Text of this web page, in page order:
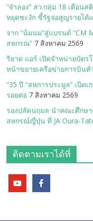
“จำลอง” สว.กลุ่ม 18 เตือน
หยุดชะงัก ชี้รัฐจ่อสูญรายได้
จาก “น้มนม”สู่แบรนด์ “CM
สหกรณ” 7 สิงหาคม 2569
ริยาด แอร์ เปิดจำหน่ายบัตร
หน้าขยายเครือข่ายการบินทั่
“35 ปี “สหการประมูล” เปิด
รอยต่อ 7 สิงหาคม 2569
รองปลัดนฤมล นำคณะศึกษ
สหกรณ์ญี่ปุ่น ที่ JA Oura-
ติดตามเราได้ที่